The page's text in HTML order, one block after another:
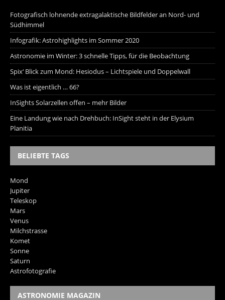
Fotografisch lohnende extragalaktische Bildfelder an Nord- und
Südhimmel
Infografik: Astrohighlights im Sommer 2020
Astronomie im Winter: 3 schnelle Tipps, für die Beobachtung
Spix‘ Blick zum Mond: Hesiodus – Lichtspiele und Doppelwall
Was ist eigentlich … 66?
InSights Solarzellen offen – mehr Bilder
Eine Landung wie nach Drehbuch: InSight steht in der Elysium
Planitia
BELIEBTE TAGS
Mond
Jupiter
Teleskop
Mars
Venus
Milchstrasse
Komet
Sonne
Saturn
Astrofotografie
ASTRONOMIE MAGAZIN